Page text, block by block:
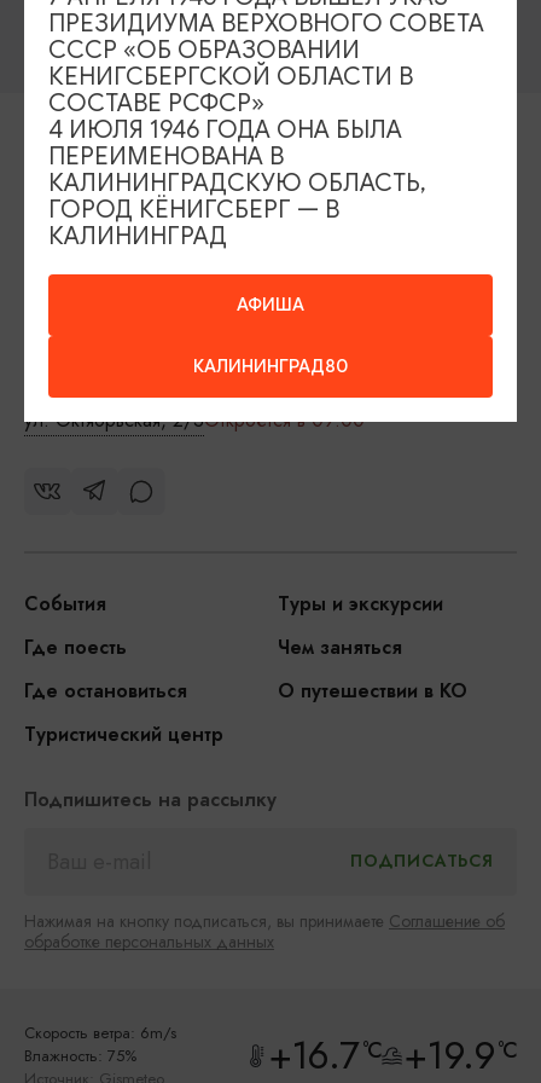
Контакты Туристского
информационного центра
Площадь Победы, 1Откроется в 09:00
ул. Октябрьская, 2/3Откроется в 09:00
+7 (4012) 555-200
8 (800) 200-55-39
info@visit-kaliningrad.ru
События
Туры и экскурсии
Где поесть
Чем заняться
Где остановиться
О путешествии в КО
Туристический центр
Подпишитесь на рассылку
Нажимая на кнопку подписаться, вы принимаете Соглашение об
обработке персональных данных
Скорость ветра: 6m/s
Влажность: 75%
Источник: Gismeteo +16.7°C +19.9°C
АФИША
КАЛИНИНГРАД80
ПРЕЗИДИУМА ВЕРХОВНОГО СОВЕТА
СССР «ОБ ОБРАЗОВАНИИ
КЕНИГСБЕРГСКОЙ ОБЛАСТИ В
СОСТАВЕ РСФСР»
4 ИЮЛЯ 1946 ГОДА ОНА БЫЛА
ПЕРЕИМЕНОВАНА В
КАЛИНИНГРАДСКУЮ ОБЛАСТЬ,
ГОРОД КЁНИГСБЕРГ — В
КАЛИНИНГРАД